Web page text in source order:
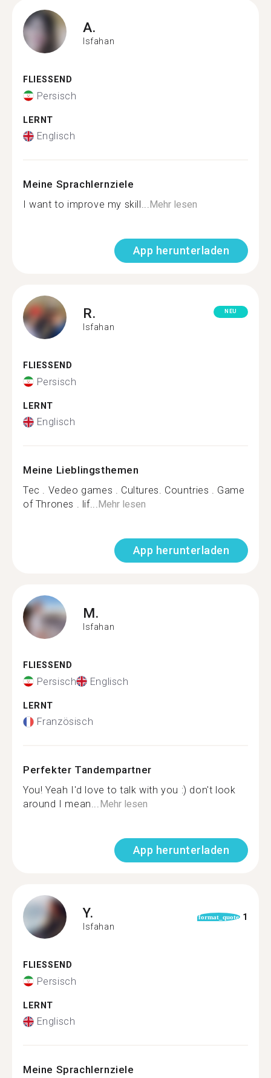
A.
Isfahan
FLIESSEND
Persisch
LERNT
Englisch
Meine Sprachlernziele
I want to improve my skill...Mehr lesen
App herunterladen
R.
Isfahan
NEU
FLIESSEND
Persisch
LERNT
Englisch
Meine Lieblingsthemen
Tec . Vedeo games . Cultures. Countries . Game
of Thrones . lif...Mehr lesen
App herunterladen
M.
Isfahan
FLIESSEND
Persisch Englisch
LERNT
Französisch
Perfekter Tandempartner
You! Yeah I'd love to talk with you :) don't look
around I mean...Mehr lesen
App herunterladen
Y.
Isfahan
format_quote 1
FLIESSEND
Persisch
LERNT
Englisch
Meine Sprachlernziele